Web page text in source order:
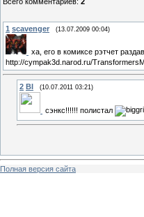
1 scavenger (13.07.2009 00:04)
ха, его в комиксе рэтчет
http://cympak3d.narod.ru/
2 BI (10.07.2011 03:21)
сэнкс!!!!!! полистал
Полная версия сайта